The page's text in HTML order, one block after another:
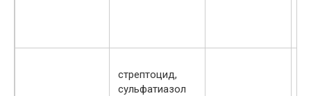
стрептоцид,
сульфатиазол